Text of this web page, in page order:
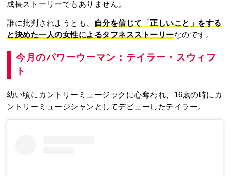
成長ストーリーでもありません。
誰に批判されようとも、
自分を信じて「正しいこと」をする
と決めた一人の女性によるタフネスストーリーなのです。
今月のパワーウーマン：テイラー・スウィフ
ト
幼い頃にカントリーミュージックに心奪われ、16歳の時にカ
ントリーミュージシャンとしてデビューしたテイラー。